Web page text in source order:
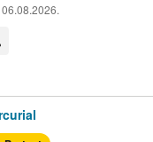
06.08.2026.